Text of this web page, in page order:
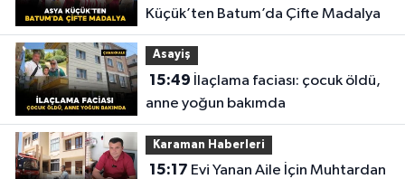
Küçük’ten Batum’da Çifte Madalya
Asayiş
15:49
anne yoğun bakımda
Karaman Haberleri
15:17